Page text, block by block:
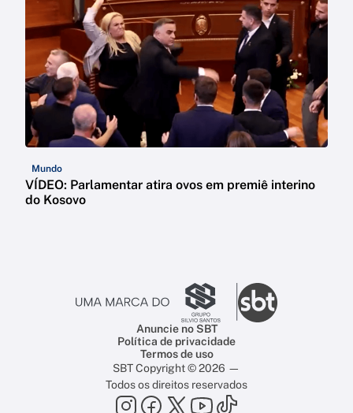
Mundo
VÍDEO: Parlamentar atira ovos em premiê interino
do Kosovo
Anuncie no SBT
Política de privacidade
Termos de uso
SBT Copyright © 2026 —
Todos os direitos reservados